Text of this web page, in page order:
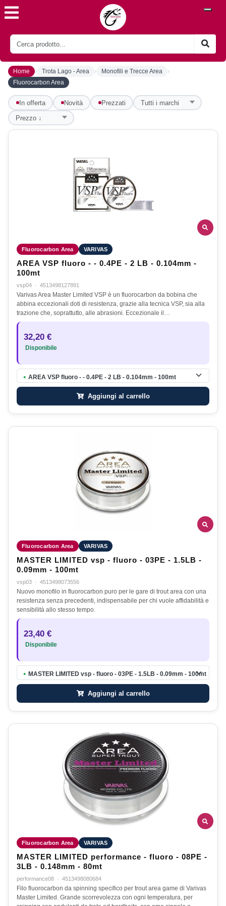
Home › Trota Lago - Area › Monofili e Trecce Area ›
Fluorocarbon Area
In offerta Novità Prezzati
Fluorocarbon Area VARIVAS
AREA VSP fluoro - - 0.4PE - 2 LB - 0.104mm -
100mt
vsp04 · 4513498127891
Varivas Area Master Limited VSP è un fluorocarbon da bobina che
abbina eccezionali doti di resistenza, grazie alla tecnica VSP, sia alla
trazione che, soprattutto, alle abrasioni. Eccezionale il…
32,20 €
Disponibile
● AREA VSP fluoro - - 0.4PE - 2 LB - 0.104mm - 100mt
Aggiungi al carrello
Fluorocarbon Area VARIVAS
MASTER LIMITED vsp - fluoro - 03PE - 1.5LB -
0.09mm - 100mt
vsp03 · 4513498073556
Nuovo monofilo in fluorocarbon puro per le gare di trout area con una
resistenza senza precedenti, indispensabile per chi vuole affidabilità e
sensibilità allo stesso tempo.
23,40 €
Disponibile
● MASTER LIMITED vsp - fluoro - 03PE - 1.5LB - 0.09mm - 100mt
Aggiungi al carrello
Fluorocarbon Area VARIVAS
MASTER LIMITED performance - fluoro - 08PE -
3LB - 0.148mm - 80mt
performance08 · 4513498080684
Filo fluorocarbon da spinning specifico per trout area game di Varivas
Master Limited. Grande scorrevolezza con ogni temperatura, per